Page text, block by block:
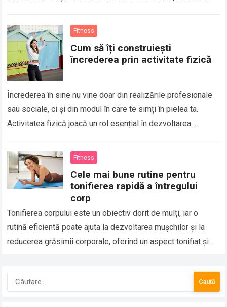
Fitness
Cum să îți construiești
încrederea prin activitate fizică
Încrederea în sine nu vine doar din realizările profesionale
sau sociale, ci și din modul în care te simți în pielea ta.
Activitatea fizică joacă un rol esențial în dezvoltarea…
Fitness
Cele mai bune rutine pentru
tonifierea rapidă a întregului
corp
Tonifierea corpului este un obiectiv dorit de mulți, iar o
rutină eficientă poate ajuta la dezvoltarea mușchilor și la
reducerea grăsimii corporale, oferind un aspect tonifiat și
Caută